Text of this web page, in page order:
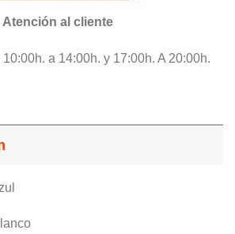
Atención al cliente
a 14:00h. y 17:00h. A 20:00h.